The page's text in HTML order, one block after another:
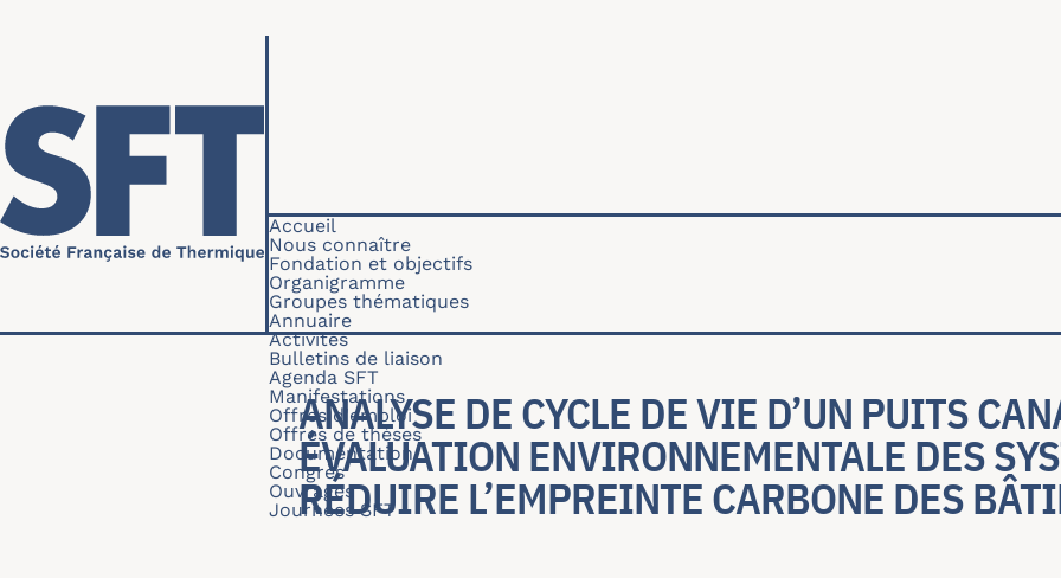
Navigation principale
Accueil
Nous connaître
Fondation et objectifs
Organigramme
Groupes thématiques
Annuaire
Activités
Bulletins de liaison
Agenda SFT
Manifestations
Offres d'emploi
Offres de thèses
Documentation
Congrès
Ouvrages
Journées SFT
ANALYSE DE CYCLE DE VIE D’UN PUITS
ÉVALUATION ENVIRONNEMENTALE DES
RÉDUIRE L’EMPREINTE CARBONE DES